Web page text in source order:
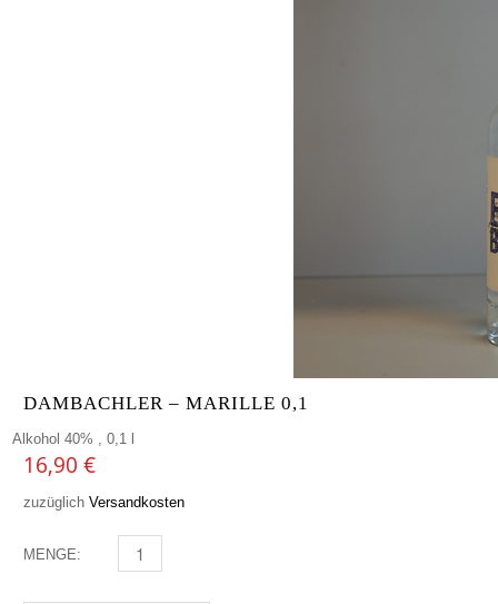
DAMBACHLER – MARILLE 0,1
Alkohol 40% , 0,1 l
16,90 €
zuzüglich Versandkosten
MENGE: DAMBACHLER - MARILLE 0,1 MENGE